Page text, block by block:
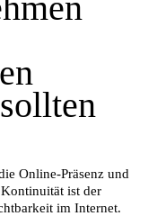
Online-Präsenz und
ist der
im Internet.